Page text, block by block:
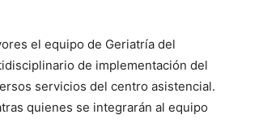
el equipo de Geriatría del
de implementación del
servicios del centro asistencial.
quienes se integrarán al equipo